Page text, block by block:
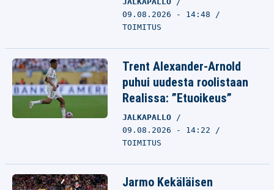
09.08.2026 - 14:48
TOIMITUS
Trent Alexander-Arnold
puhui uudesta roolistaan
Realissa: ”Etuoikeus”
JALKAPALLO
09.08.2026 - 14:22
TOIMITUS
Jarmo Kekäläisen